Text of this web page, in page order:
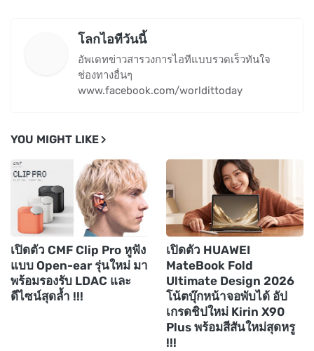
โลกไอทีวันนี้
อัพเดทข่าวสารวงการไอทีแบบรวดเร็วทันใจ
ช่องทางอื่นๆ
www.facebook.com/worldittoday
YOU MIGHT LIKE
เปิดตัว CMF Clip Pro หูฟัง
แบบ Open-ear รุ่นใหม่ มา
พร้อมรองรับ LDAC และ
ดีไซน์สุดล้ำ !!!
เปิดตัว HUAWEI
MateBook Fold
Ultimate Design 2026
โน้ตบุ๊กหน้าจอพับได้ อัป
เกรดชิปใหม่ Kirin X90
Plus พร้อมสีสันใหม่สุดหรู
!!!